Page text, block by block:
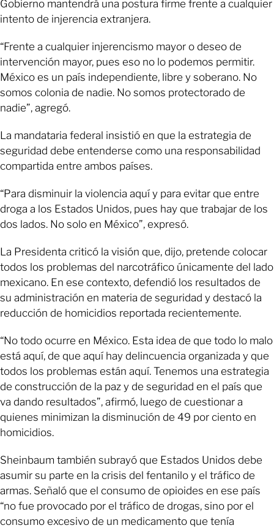
Gobierno mantendrá una postura firme frente a cualquier
intento de injerencia extranjera.
“Frente a cualquier injerencismo mayor o deseo de
intervención mayor, pues eso no lo podemos permitir.
México es un país independiente, libre y soberano. No
somos colonia de nadie. No somos protectorado de
nadie”, agregó.
La mandataria federal insistió en que la estrategia de
seguridad debe entenderse como una responsabilidad
compartida entre ambos países.
“Para disminuir la violencia aquí y para evitar que entre
droga a los Estados Unidos, pues hay que trabajar de los
dos lados. No solo en México”, expresó.
La Presidenta criticó la visión que, dijo, pretende colocar
todos los problemas del narcotráfico únicamente del lado
mexicano. En ese contexto, defendió los resultados de
su administración en materia de seguridad y destacó la
reducción de homicidios reportada recientemente.
“No todo ocurre en México. Esta idea de que todo lo malo
está aquí, de que aquí hay delincuencia organizada y que
todos los problemas están aquí. Tenemos una estrategia
de construcción de la paz y de seguridad en el país que
va dando resultados”, afirmó, luego de cuestionar a
quienes minimizan la disminución de 49 por ciento en
homicidios.
Sheinbaum también subrayó que Estados Unidos debe
asumir su parte en la crisis del fentanilo y el tráfico de
armas. Señaló que el consumo de opioides en ese país
“no fue provocado por el tráfico de drogas, sino por el
consumo excesivo de un medicamento que tenía